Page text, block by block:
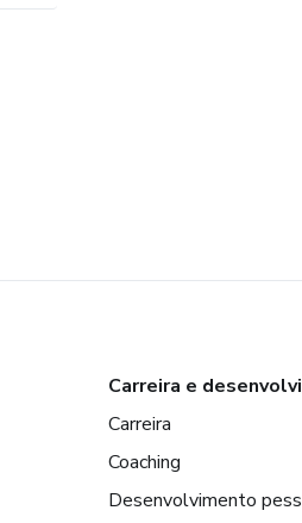
Carreira e
Carreira
Coaching
Desenvolvimento